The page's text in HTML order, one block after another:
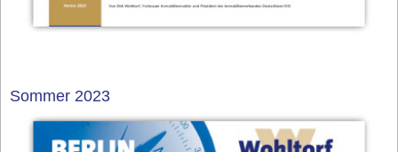
Sommer 2023